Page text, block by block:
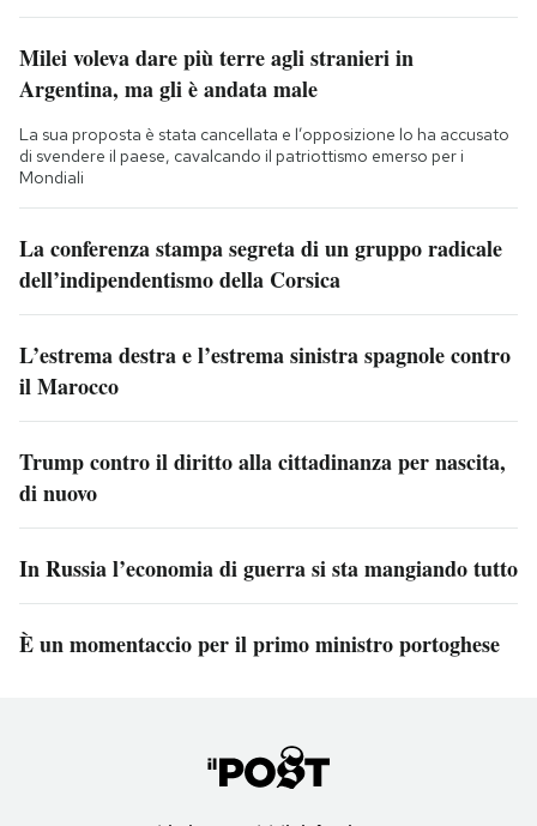
Milei voleva dare più terre agli stranieri in
Argentina, ma gli è andata male
La sua proposta è stata cancellata e l’opposizione lo ha accusato
di svendere il paese, cavalcando il patriottismo emerso per i
Mondiali
La conferenza stampa segreta di un gruppo radicale
dell’indipendentismo della Corsica
L’estrema destra e l’estrema sinistra spagnole contro
il Marocco
Trump contro il diritto alla cittadinanza per nascita,
di nuovo
In Russia l’economia di guerra si sta mangiando tutto
È un momentaccio per il primo ministro portoghese